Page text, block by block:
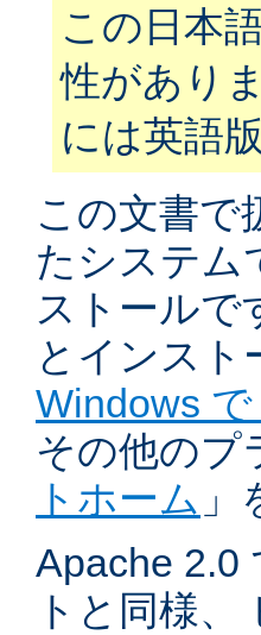
この日本
性があり
には英語
この文書で
たシステム
ストールで
とインスト
Windows
その他のプ
トホーム 」
Apache 2.0
トと同様